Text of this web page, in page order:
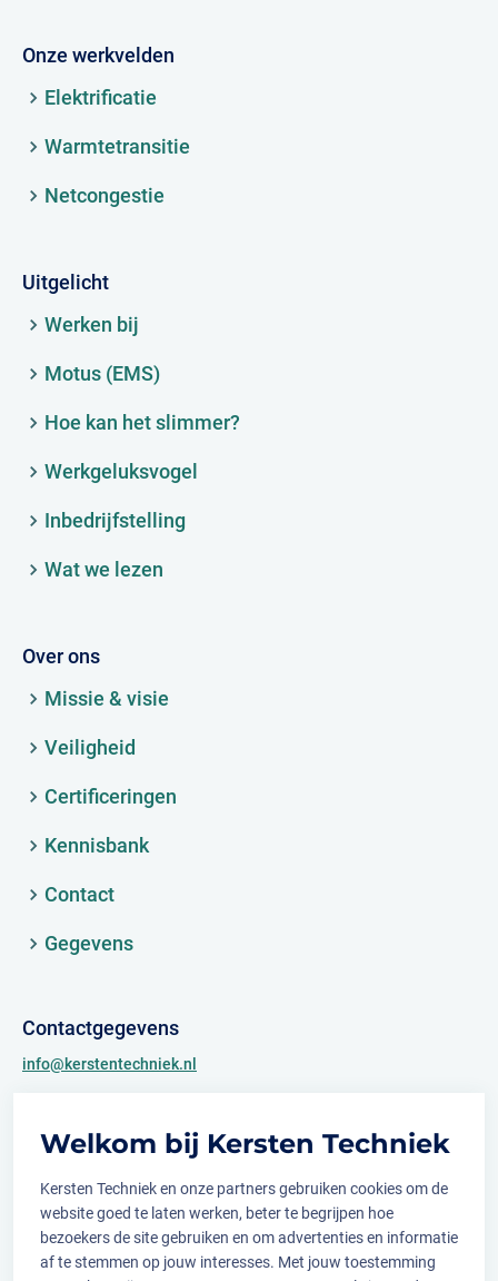
Welkom bij Kersten Techniek
Kersten Techniek en onze partners gebruiken cookies om de
website goed te laten werken, beter te begrijpen hoe
bezoekers de site gebruiken en om advertenties en informatie
af te stemmen op jouw interesses. Met jouw toestemming
Onze werkvelden
Elektrificatie
Warmtetransitie
Netcongestie
Uitgelicht
Werken bij
Motus (EMS)
Hoe kan het slimmer?
Werkgeluksvogel
Inbedrijfstelling
Wat we lezen
Over ons
Missie & visie
Veiligheid
Certificeringen
Kennisbank
Contact
Gegevens
Contactgegevens
info@kerstentechniek.nl
Archimedesweg 2
Volg ons op